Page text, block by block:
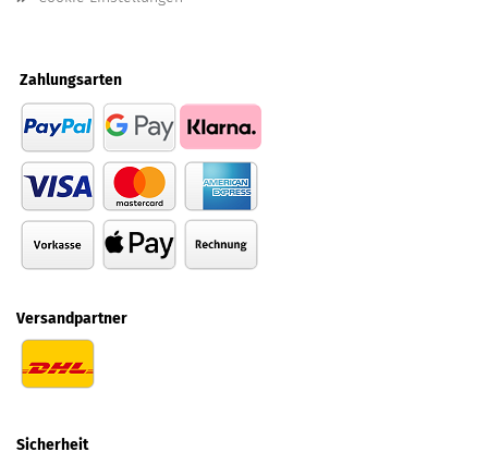
Zahlungsarten
Versandpartner
Sicherheit